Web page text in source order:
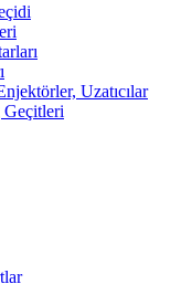
Uzatıcılar